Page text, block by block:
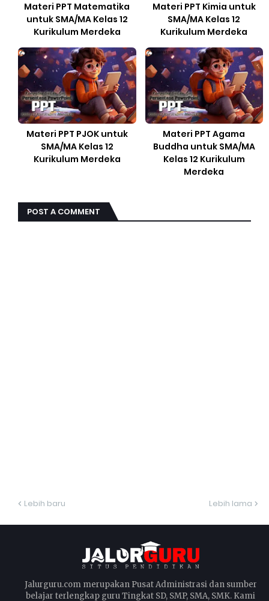
Materi PPT Matematika
untuk SMA/MA Kelas 12
Kurikulum Merdeka
Materi PPT Kimia untuk
SMA/MA Kelas 12
Kurikulum Merdeka
Materi PPT PJOK untuk
SMA/MA Kelas 12
Kurikulum Merdeka
Materi PPT Agama
Buddha untuk SMA/MA
Kelas 12 Kurikulum
Merdeka
POST A COMMENT
Lebih baru Lebih lama
Jalurguru.com merupakan Pusat Administrasi dan sumber
belajar terlengkap guru Tingkat SD, SMP, SMA, SMK. Kami